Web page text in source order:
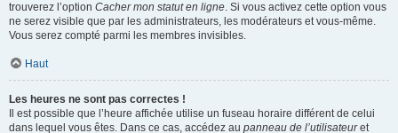
trouverez l’option Cacher mon statut en ligne. Si vous activez cette option vous
ne serez visible que par les administrateurs, les modérateurs et vous-même.
Vous serez compté parmi les membres invisibles.
Haut
Les heures ne sont pas correctes !
Il est possible que l’heure affichée utilise un fuseau horaire différent de celui
dans lequel vous êtes. Dans ce cas, accédez au panneau de l’utilisateuret